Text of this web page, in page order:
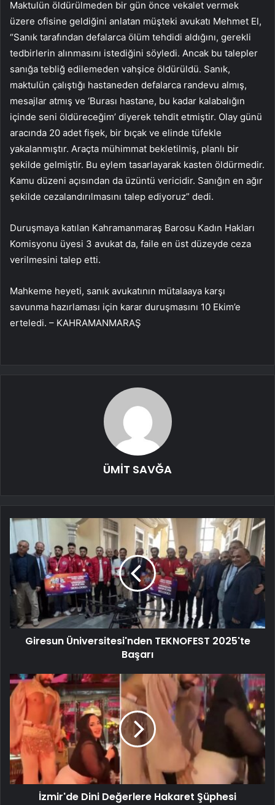
Maktulün öldürülmeden bir gün önce vekalet vermek
üzere ofisine geldiğini anlatan müşteki avukatı Mehmet El,
“Sanık tarafından defalarca ölüm tehdidi aldığını, gerekli
tedbirlerin alınmasını istediğini söyledi. Ancak bu talepler
sanığa tebliğ edilemeden vahşice öldürüldü. Sanık,
maktulün çalıştığı hastaneden defalarca randevu almış,
mesajlar atmış ve ‘Burası hastane, bu kadar kalabalığın
içinde seni öldüreceğim’ diyerek tehdit etmiştir. Olay günü
aracında 20 adet fişek, bir bıçak ve elinde tüfekle
yakalanmıştır. Araçta mühimmat bekletilmiş, planlı bir
şekilde gelmiştir. Bu eylem tasarlayarak kasten öldürmedir.
Kamu düzeni açısından da üzüntü vericidir. Sanığın en ağır
şekilde cezalandırılmasını talep ediyoruz” dedi.
Duruşmaya katılan Kahramanmaraş Barosu Kadın Hakları
Komisyonu üyesi 3 avukat da, faile en üst düzeyde ceza
verilmesini talep etti.
Mahkeme heyeti, sanık avukatının mütalaaya karşı
savunma hazırlaması için karar duruşmasını 10 Ekim’e
erteledi. – KAHRAMANMARAŞ
ÜMİT SAVĞA
Giresun Üniversitesi'nden TEKNOFEST 2025'te
Başarı
İzmir'de Dini Değerlere Hakaret Şüphesi